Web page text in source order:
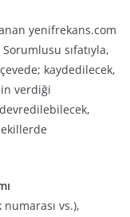
yenifrekans.com
sıfatıyla,
kaydedilecek,
verdiği
vs.),